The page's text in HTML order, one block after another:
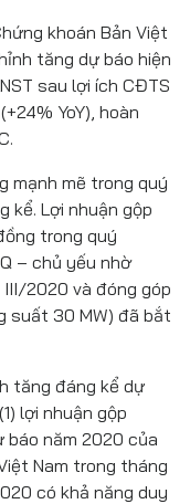
khoán Bản Việt
tăng dự báo hiện
sau lợi ích CĐTS
YoY), hoàn
mạnh mẽ trong quý
kể. Lợi nhuận gộp
trong quý
– chủ yếu nhờ
2020 và đóng góp
suất 30 MW) đã bắt
tăng đáng kể dự
lợi nhuận gộp
báo năm 2020 của
Nam trong tháng
có khả năng duy